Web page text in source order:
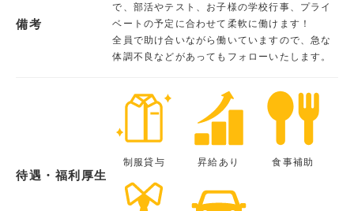
備考
で、部活やテスト、お子様の学校行事、プライ
ベートの予定に合わせて柔軟に働けます！
全員で助け合いながら働いていますので、急な
体調不良などがあってもフォローいたします。
待遇・福利厚生
制服貸与 昇給あり 食事補助